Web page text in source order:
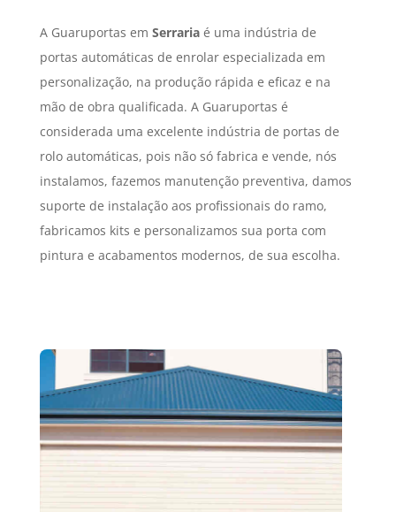
A Guaruportas em Serrariaé uma indústria de
portas automáticas de enrolar especializada em
personalização, na produção rápida e eficaz e na
mão de obra qualificada. A Guaruportas é
considerada uma excelente indústria de portas de
rolo automáticas, pois não só fabrica e vende, nós
instalamos, fazemos manutenção preventiva, damos
suporte de instalação aos profissionais do ramo,
fabricamos kits e personalizamos sua porta com
pintura e acabamentos modernos, de sua escolha.